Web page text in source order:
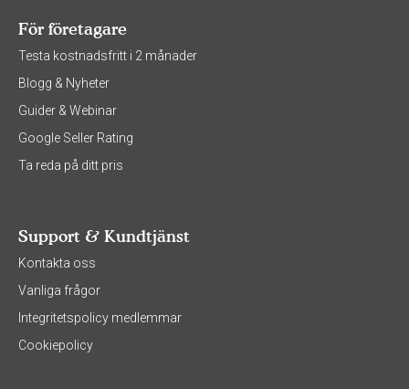
För företagare
Testa kostnadsfritt i 2 månader
Blogg & Nyheter
Guider & Webinar
Google Seller Rating
Ta reda på ditt pris
Support & Kundtjänst
Kontakta oss
Vanliga frågor
Integritetspolicy medlemmar
Cookiepolicy